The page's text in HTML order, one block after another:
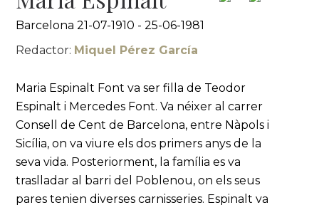
Barcelona 21-07-1910 - 25-06-1981
Redactor: Miquel Pérez García
Maria Espinalt Font va ser filla de Teodor
Espinalt i Mercedes Font. Va néixer al carrer
Consell de Cent de Barcelona, entre Nàpols i
Sicília, on va viure els dos primers anys de la
seva vida. Posteriorment, la família es va
traslladar al barri del Poblenou, on els seus
pares tenien diverses carnisseries. Espinalt va